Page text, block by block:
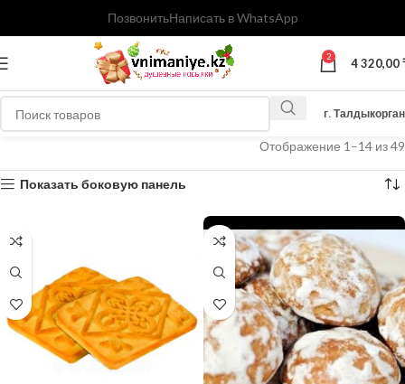
ПозвонитьНаписать в WhatsApp
2 4 320,00
г. Талдыкорган
Отображение 1–14 из 49
Показать боковую панель